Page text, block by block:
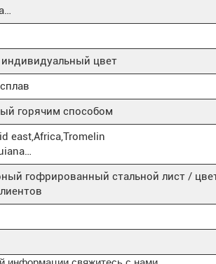
цвет
горячим способом
east,Africa,Tromelin
гофрированный стальной лист /